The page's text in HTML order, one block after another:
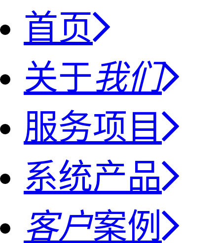
首页
关于我们
服务项目
系统产品
客户案例